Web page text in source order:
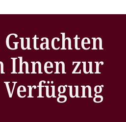
Gutachten
Ihnen zur
Verfügung